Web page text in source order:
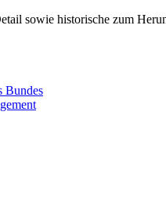
sowie historische zum
Bundes